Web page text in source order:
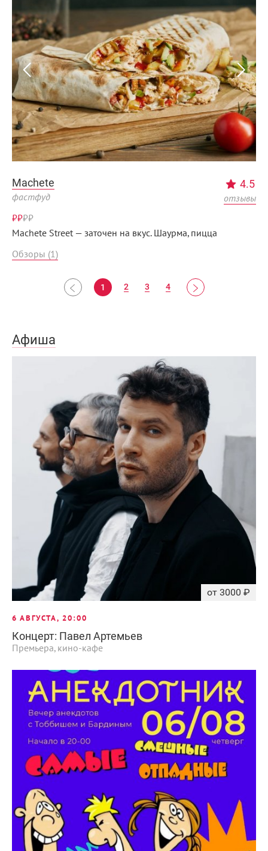
Machete
фастфуд
4.5
отзывы
₽₽₽₽
Machete Street — заточен на вкус. Шаурма, пицца
Обзоры (1)
1 2 3 4
Афиша
от 3000 ₽
6 АВГУСТА, 20:00
Концерт: Павел Артемьев
Премьера, кино-кафе